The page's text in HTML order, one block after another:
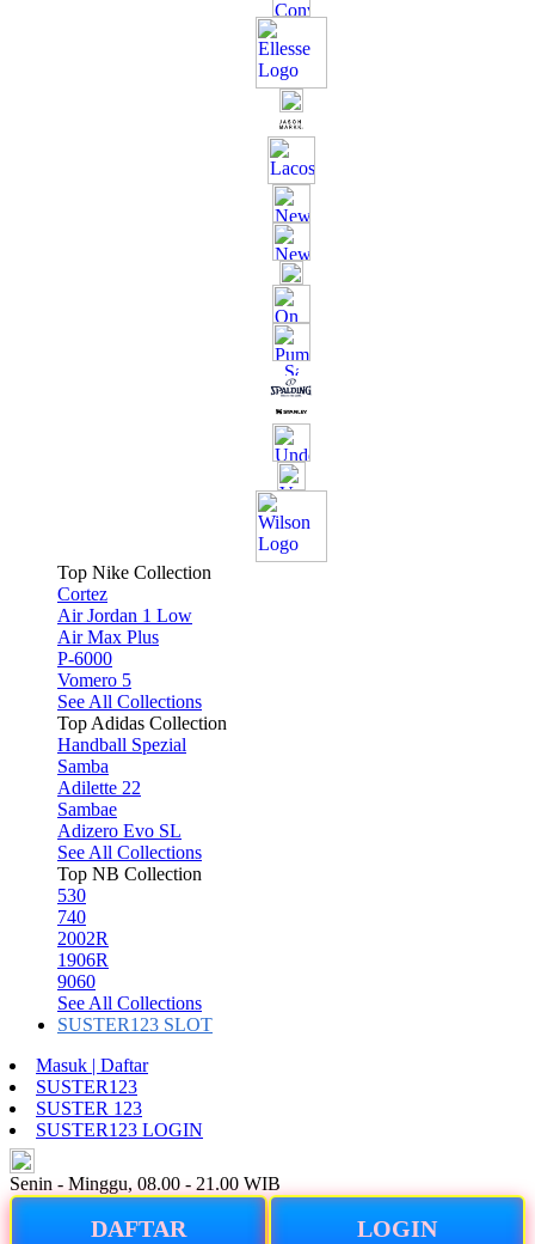
Top Nike Collection
Cortez
Air Jordan 1 Low
Air Max Plus
P-6000
Vomero 5
See All Collections
Top Adidas Collection
Handball Spezial
Samba
Adilette 22
Sambae
Adizero Evo SL
See All Collections
Top NB Collection
530
740
2002R
1906R
9060
See All Collections
SUSTER123 SLOT
Masuk | Daftar
SUSTER123
SUSTER 123
SUSTER123 LOGIN
Senin - Minggu, 08.00 - 21.00 WIB
DAFTAR LOGIN